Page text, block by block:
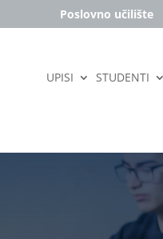
Poslovno učilište
UPISI STUDENTI